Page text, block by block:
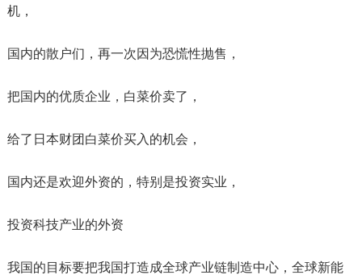
机，
国内的散户们，再一次因为恐慌性抛售，
把国内的优质企业，白菜价卖了，
给了日本财团白菜价买入的机会，
国内还是欢迎外资的，特别是投资实业，
投资科技产业的外资
我国的目标要把我国打造成全球产业链制造中心，全球新能